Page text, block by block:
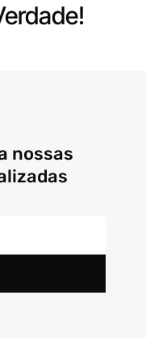
nossas